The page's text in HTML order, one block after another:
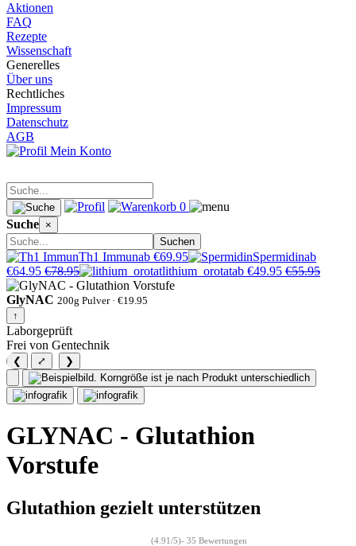
Aktionen
FAQ
Rezepte
Wissenschaft
Generelles
Über uns
Rechtliches
Impressum
Datenschutz
AGB
Mein Konto
0
Suche ×
Suchen
Th1 Immunab €69.95 Spermidinab
€64.95 €78.95 lithium_orotatab €49.95 €55.95
GlyNAC 200g Pulver · €19.95
↑
Laborgeprüft
Frei von Gentechnik
❮ ⤢ ❯
GLYNAC - Glutathion
Vorstufe
Glutathion gezielt unterstützen
(4.91/5)- 35 Bewertungen